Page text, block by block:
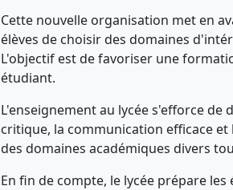
Cette nouvelle organisation met en
élèves de choisir des domaines
L'objectif est de favoriser une
étudiant.
L'enseignement au lycée s'efforce de
critique, la communication efficace
des domaines académiques divers
En fin de compte, le lycée prépare